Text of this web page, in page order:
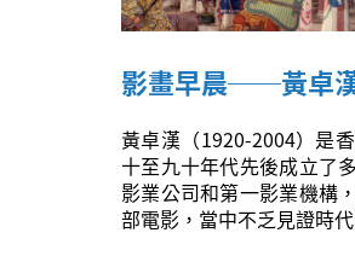
影畫早晨──黃卓
黃卓漢（1920-2004）是
十至九十年代先後成立了
影業公司和第一影業機構
部電影，當中不乏見證時